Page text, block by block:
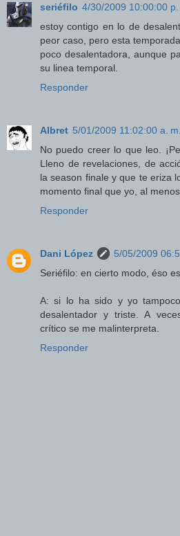
seriéfilo 4/30/2009 10:00:00 p.
estoy contigo en lo de
peor caso, pero esta
poco desalentadora, aunque
su linea temporal.
Responder
Albret 5/01/2009 11:02:00 a. m.
No puedo creer lo que leo.
Lleno de revelaciones, de
la season finale y que te eriza
momento final que yo, al
Responder
Dani López
5/05/2009
Seriéfilo: en cierto modo, éso
A: si lo ha sido y yo
desalentador y triste. A
crítico se me malinterpreta.
Responder